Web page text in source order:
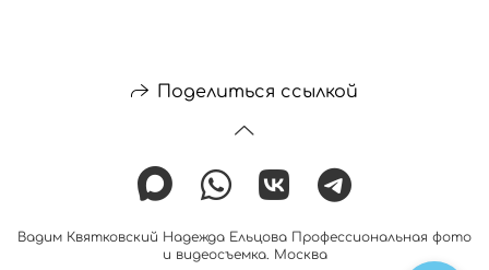
Поделиться ссылкой
Вадим Квятковский Надежда Ельцова Профессиональная фото
и видеосъемка. Москва